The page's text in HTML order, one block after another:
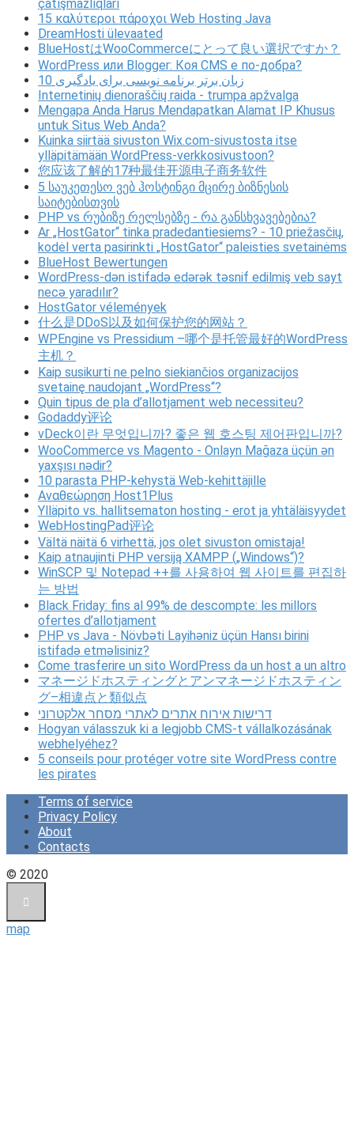
çatışmazlıqları
15 καλύτεροι πάροχοι Web Hosting Java
DreamHosti ülevaated
BlueHostはWooCommerceにとって良い選択ですか？
WordPress или Blogger: Коя CMS е по-добра?
10 زبان برتر برنامه نویسی برای یادگیری
Internetinių dienoraščių raida - trumpa apžvalga
Mengapa Anda Harus Mendapatkan Alamat IP Khusus
untuk Situs Web Anda?
Kuinka siirtää sivuston Wix.com-sivustosta itse
ylläpitämään WordPress-verkkosivustoon?
您应该了解的17种最佳开源电子商务软件
5 საუკეთესო ვებ ჰოსტინგი მცირე ბიზნესის
საიტებისთვის
PHP vs რუბიზე რელსებზე - რა განსხვავებებია?
Ar „HostGator“ tinka pradedantiesiems? - 10 priežasčių,
kodėl verta pasirinkti „HostGator“ paleisties svetainėms
BlueHost Bewertungen
WordPress-dən istifadə edərək təsnif edilmiş veb sayt
necə yaradılır?
HostGator vélemények
什么是DDoS以及如何保护您的网站？
WPEngine vs Pressidium –哪个是托管最好的WordPress
主机？
Kaip susikurti ne pelno siekiančios organizacijos
svetainę naudojant „WordPress“?
Quin tipus de pla d’allotjament web necessiteu?
Godaddy评论
vDeck이란 무엇입니까? 좋은 웹 호스팅 제어판입니까?
WooCommerce vs Magento - Onlayn Mağaza üçün ən
yaxşısı nədir?
10 parasta PHP-kehystä Web-kehittäjille
Αναθεώρηση Host1Plus
Ylläpito vs. hallitsematon hosting - erot ja yhtäläisyydet
WebHostingPad评论
Vältä näitä 6 virhettä, jos olet sivuston omistaja!
Kaip atnaujinti PHP versiją XAMPP („Windows“)?
WinSCP 및 Notepad ++를 사용하여 웹 사이트를 편집하
는 방법
Black Friday: fins al 99% de descompte: les millors
ofertes d’allotjament
PHP vs Java - Növbəti Layihəniz üçün Hansı birini
istifadə etməlisiniz?
Come trasferire un sito WordPress da un host a un altro
マネージドホスティングとアンマネージドホスティン
グ–相違点と類似点
דרישות אירוח אתרים לאתרי מסחר אלקטרוני
Hogyan válasszuk ki a legjobb CMS-t vállalkozásának
webhelyéhez?
5 conseils pour protéger votre site WordPress contre
les pirates
Terms of service
Privacy Policy
About
Contacts
© 2020
map